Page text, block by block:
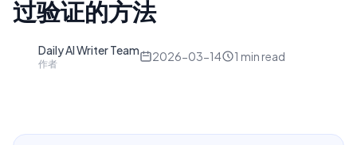
过验证的方法
Daily AI Writer Team
作者
2026-03-14 1 min read